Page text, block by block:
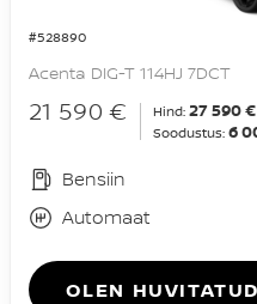
#528890
Acenta DIG-T 114HJ 7DCT
21 590 € Hind: 27 590 €
Soodustus: 6
Bensiin
Automaat
OLEN